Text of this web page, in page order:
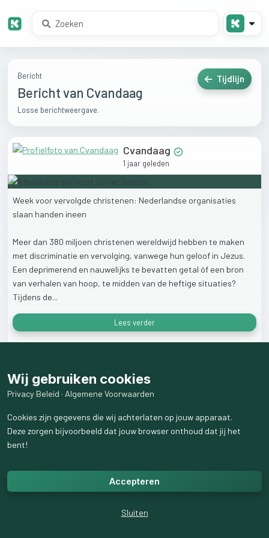
Bericht
Bericht van Cvandaag
Losse berichtweergave.
Tijdlijn
Cvandaag
1 jaar geleden
Week voorvervolgde christenen: Nederlandse organisaties
slaan handen ineen
Meer dan 380 miljoen christenen wereldwijd hebben te maken
met discriminatie en vervolging, vanwege hun geloof in Jezus.
Een deprimerend en nauwelijks te bevatten getal óf een bron
van verhalen van hoop, te midden van de heftige situaties?
Tijdens de...
Lees verder
Wij gebruiken cookies
Privacy Beleid · Algemene Voorwaarden
Cookies zijn gegevens die wij achterlaten op jouw apparaat.
Deze zorgen bijvoorbeeld dat jouw browser onthoud dat jij het
bent!
Accepteren
Sluiten